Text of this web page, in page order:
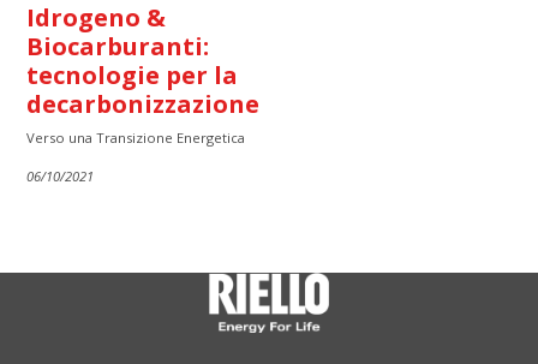
Idrogeno &
Biocarburanti:
tecnologie per la
decarbonizzazione
Verso una Transizione Energetica
06/10/2021